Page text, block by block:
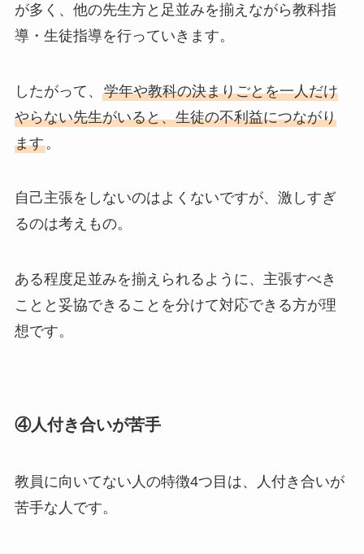
が多く、他の先生方と足並みを揃えながら教科指
導・生徒指導を行っていきます。
したがって、 学年や教科の決まりごとを一人だけ
やらない先生がいると、生徒の不利益につながり
ます。
自己主張をしないのはよくないですが、激しすぎ
るのは考えもの。
ある程度足並みを揃えられるように、主張すべき
ことと妥協できることを分けて対応できる方が理
想です。
④人付き合いが苦手
教員に向いてない人の特徴4つ目は、
人付き合いが
苦手な人 です。